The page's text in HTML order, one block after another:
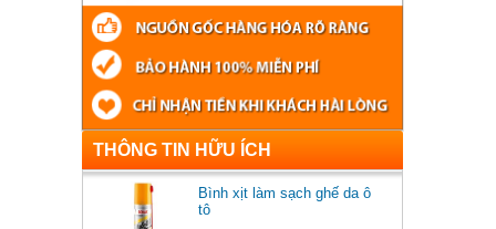
THÔNG TIN HỮU ÍCH
Bình xịt làm sạch ghế da ô
tô